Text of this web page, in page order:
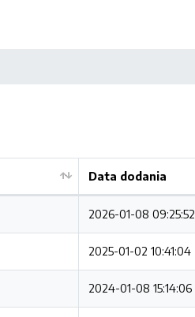
Data dodania
2026-01-08 09:25:52
2025-01-02 10:41:04
2024-01-08 15:14:06